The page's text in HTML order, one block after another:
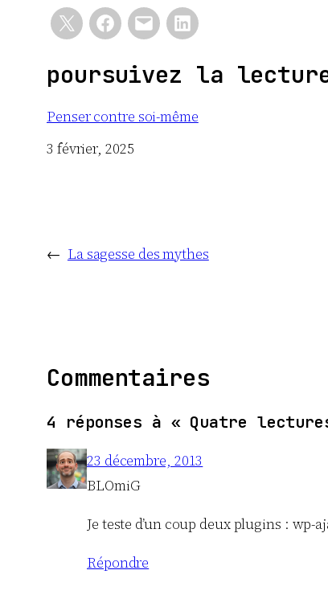
poursuivez la
Penser contre soi-même
Date
3 février, 2025
← La sagesse des mythes
Commentaires
4 réponses à « Quatre
23 décembre, 2013
BLOmiG
Je teste d’un coup deux plugins :
Répondre